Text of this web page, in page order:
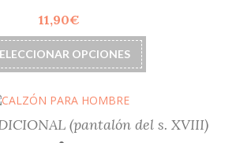
pueden
elegir
en
producto
11,90€
OPCIONES
Este
producto
tiene
Las
(pantalón del s. XVIII)